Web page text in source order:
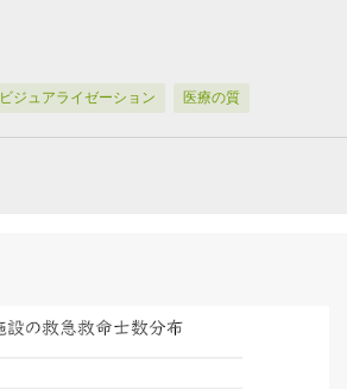
ビジュアライゼーション 医療の質